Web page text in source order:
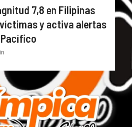
7,8 en Filipinas
y activa alertas